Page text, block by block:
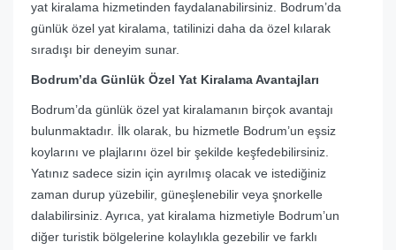
yat kiralama hizmetinden faydalanabilirsiniz. Bodrum’da
günlük özel yat kiralama, tatilinizi daha da özel kılarak
sıradışı bir deneyim sunar.
Bodrum’da Günlük Özel Yat Kiralama Avantajları
Bodrum’da günlük özel yat kiralamanın birçok avantajı
bulunmaktadır. İlk olarak, bu hizmetle Bodrum’un eşsiz
koylarını ve plajlarını özel bir şekilde keşfedebilirsiniz.
Yatınız sadece sizin için ayrılmış olacak ve istediğiniz
zaman durup yüzebilir, güneşlenebilir veya şnorkelle
dalabilirsiniz. Ayrıca, yat kiralama hizmetiyle Bodrum’un
diğer turistik bölgelerine kolaylıkla gezebilir ve farklı